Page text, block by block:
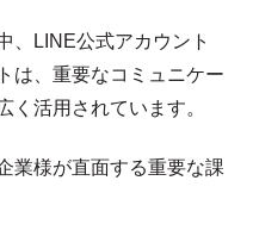
、LINE公式アカウント
は、重要なコミュニケー
く活用されています。
業様が直面する重要な課